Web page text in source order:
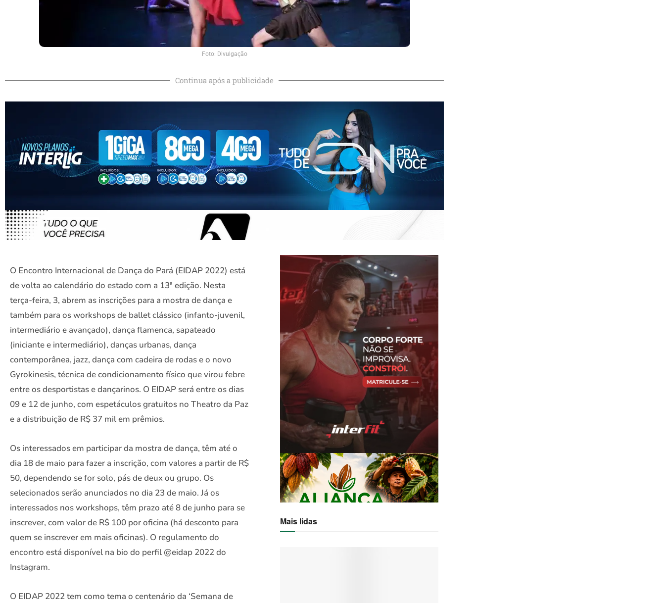
Foto: Divulgação
Continua após a publicidade
O Encontro Internacional de Dança do Pará (EIDAP 2022) está
de volta ao calendário do estado com a 13ª edição. Nesta
terça-feira, 3, abrem as inscrições para a mostra de dança e
também para os workshops de ballet clássico (infanto-juvenil,
intermediário e avançado), dança flamenca, sapateado
(iniciante e intermediário), danças urbanas, dança
contemporânea, jazz, dança com cadeira de rodas e o novo
Gyrokinesis, técnica de condicionamento físico que virou febre
entre os desportistas e dançarinos. O EIDAP será entre os dias
09 e 12 de junho, com espetáculos gratuitos no Theatro da Paz
e a distribuição de R$ 37 mil em prêmios.
Os interessados em participar da mostra de dança, têm até o
dia 18 de maio para fazer a inscrição, com valores a partir de R$
50, dependendo se for solo, pás de deux ou grupo. Os
selecionados serão anunciados no dia 23 de maio. Já os
interessados nos workshops, têm prazo até 8 de junho para se
inscrever, com valor de R$ 100 por oficina (há desconto para
quem se inscrever em mais oficinas). O regulamento do
encontro está disponível na bio do perfil @eidap 2022 do
Instagram.
O EIDAP 2022 tem como tema o centenário da ‘Semana de
Mais lidas